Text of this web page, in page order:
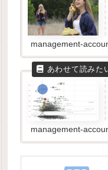
management-
management-